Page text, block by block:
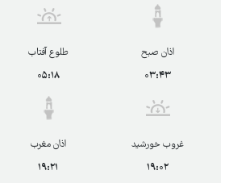
اذان صبح
۰۳:۴۳
طلوع آفتاب
۰۵:۱۸
غروب خورشید
۱۹:۰۲
اذان مغرب
۱۹:۲۱